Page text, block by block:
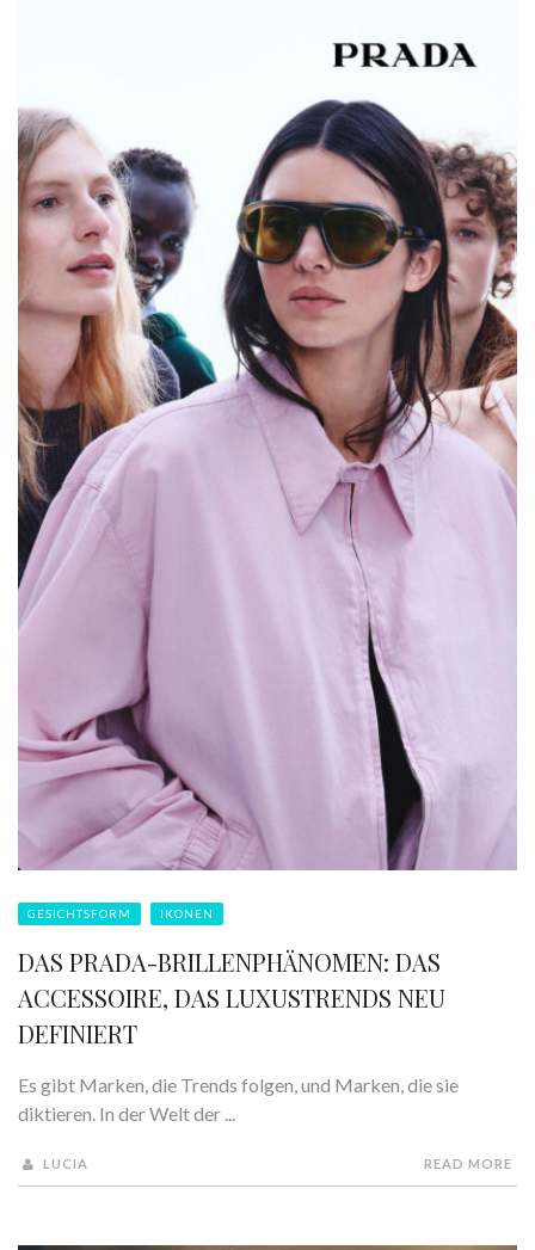
GESICHTSFORM IKONEN
DAS PRADA-BRILLENPHÄNOMEN: DAS
ACCESSOIRE, DAS LUXUSTRENDS NEU
DEFINIERT
Es gibt Marken, die Trends folgen, und Marken, die sie
diktieren. In der Welt der ...
LUCIA READ MORE